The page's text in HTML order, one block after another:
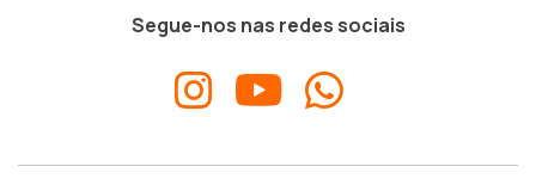
Segue-nos nas redes sociais